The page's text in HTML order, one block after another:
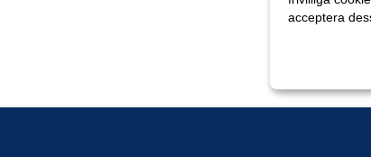
acceptera